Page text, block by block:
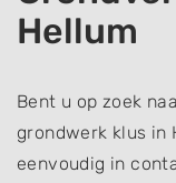
Hellum
Bent u op zoek
grondwerk klus in
eenvoudig in